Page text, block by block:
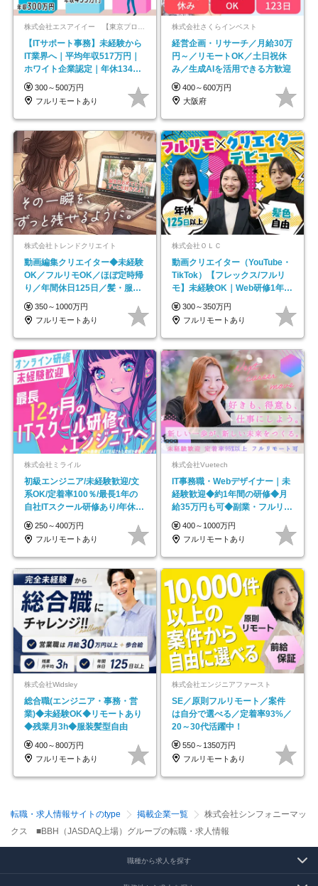
【ITサポート事務】未経験から
IT業界へ｜平均年収517万円｜
ホワイト企業認定｜年休134日
｜リモートOK
300～500万円
フルリモートあり
株式会社さくらインベスト
経営企画・リサーチ／月給30万
円～／リモートOK／土日祝休
み／生成AIを活用できる方歓迎
400～600万円
大阪府
株式会社トレンドクリエイト
動画編集クリエイター◆未経験
OK／フルリモOK／ほぼ定時帰
り／年間休日125日／髪・服・
ネイル自由／副業OK
350～1000万円
フルリモートあり
株式会社ＯＬＣ
動画クリエイター（YouTube・
TikTok）【フレックス/フルリ
モ】未経験OK｜Web研修1年間
｜副業OK
300～350万円
フルリモートあり
株式会社ミライル
初級エンジニア/未経験歓迎/文
系OK/定着率100％/最長1年の
自社ITスクール研修あり/年休
130日
250～400万円
フルリモートあり
株式会社Vuetech
IT事務職・Webデザイナー｜未
経験歓迎◆約1年間の研修◆月
給35万円も可◆副業・フルリモ
ート可◆年休126日
400～1000万円
フルリモートあり
株式会社Widsley
総合職(エンジニア・事務・営
業)◆未経験OK◆リモートあり
◆残業月3h◆服装髪型自由
400～800万円
フルリモートあり
株式会社エンジニアファースト
SE／原則フルリモート／案件
は自分で選べる／定着率93%／
20～30代活躍中！
550～1350万円
フルリモートあり
転職・求人情報サイトのtype 掲載企業一覧
株式会社シンフォニーマッ
クス ■BBH（JASDAQ上場）グループの転職・求人情報
職種から求人を探す